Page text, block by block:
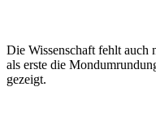
Die Wissenschaft fehlt auch
als erste die
gezeigt.